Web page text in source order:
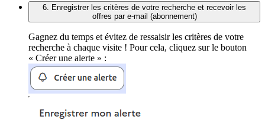
6. Enregistrer les critères de votre recherche et recevoir les
offres par e-mail (abonnement)
Gagnez du temps et évitez de ressaisir les critères de votre
recherche à chaque visite ! Pour cela, cliquez sur le bouton
« Créer une alerte » :